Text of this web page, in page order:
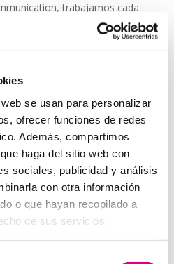
se usan para personalizar
ofrecer funciones de redes
Además, compartimos
haga del sitio web con
sociales, publicidad y análisis
con otra información
o que hayan recopilado a
de sus servicios.
trabajamos cada
que confían su seguridad
, porque entienden que un
suponer una pérdida de
trabajamos cada
que confían su seguridad
entienden que un
suponer una pérdida de
somos?
, con más de
de un equipo de